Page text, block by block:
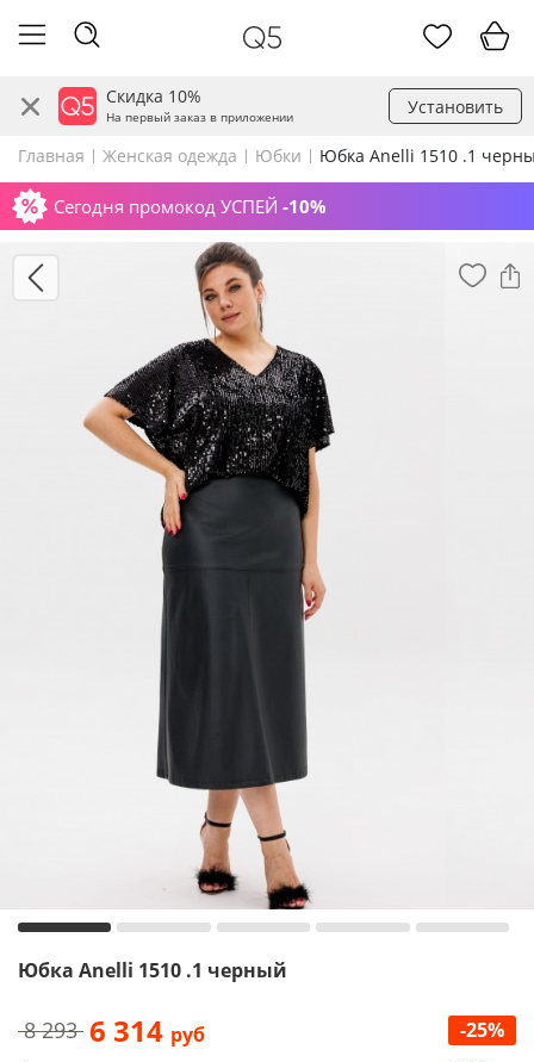
Скидка 10%
На первый заказ в приложении Установить
Главная Женская одежда Юбки Юбка Anelli 1510 .1
Сегодня промокод УСПЕЙ -10%
Юбка Anelli 1510 .1 черный
8 293 6 314 руб -25%